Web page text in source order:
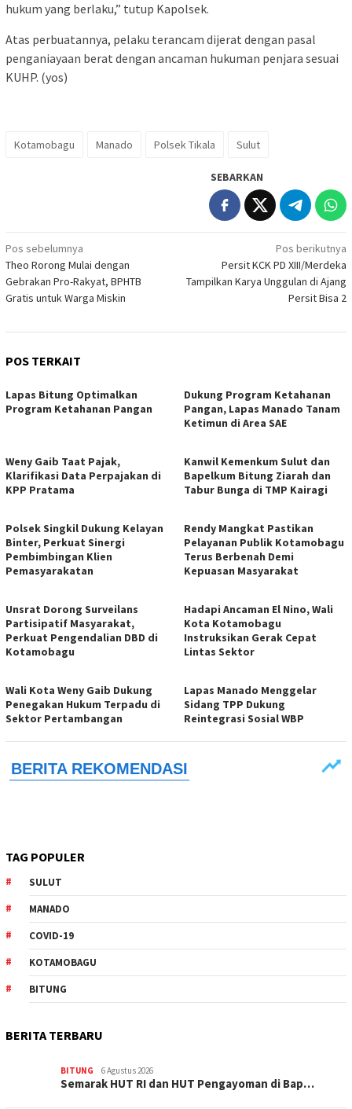
hukum yang berlaku,” tutup Kapolsek.
Atas perbuatannya, pelaku terancam dijerat dengan pasal
penganiayaan berat dengan ancaman hukuman penjara sesuai
KUHP. (yos)
Kotamobagu Manado Polsek Tikala Sulut
SEBARKAN
Navigasi
pos
Pos sebelumnya
Theo Rorong Mulai dengan
Gebrakan Pro-Rakyat, BPHTB
Gratis untuk Warga Miskin
Pos berikutnya
Persit KCK PD XIII/Merdeka
Tampilkan Karya Unggulan di Ajang
Persit Bisa 2
POS TERKAIT
Lapas Bitung Optimalkan
Program Ketahanan Pangan
Dukung Program Ketahanan
Pangan, Lapas Manado Tanam
Ketimun di Area SAE
Weny Gaib Taat Pajak,
Klarifikasi Data Perpajakan di
KPP Pratama
‎Kanwil Kemenkum Sulut dan
Bapelkum Bitung Ziarah dan
Tabur Bunga di TMP Kairagi
Polsek Singkil Dukung Kelayan
Binter, Perkuat Sinergi
Pembimbingan Klien
Pemasyarakatan
Rendy Mangkat Pastikan
Pelayanan Publik Kotamobagu
Terus Berbenah Demi
Kepuasan Masyarakat
Unsrat Dorong Surveilans
Partisipatif Masyarakat,
Perkuat Pengendalian DBD di
Kotamobagu
Hadapi Ancaman El Nino, Wali
Kota Kotamobagu
Instruksikan Gerak Cepat
Lintas Sektor
Wali Kota Weny Gaib Dukung
Penegakan Hukum Terpadu di
Sektor Pertambangan
Lapas Manado Menggelar
Sidang TPP Dukung
Reintegrasi Sosial WBP
TAG POPULER
SULUT
MANADO
COVID-19
KOTAMOBAGU
BITUNG
BERITA TERBARU
BITUNG 6 Agustus 2026
Semarak HUT RI dan HUT Pengayoman di Bap…